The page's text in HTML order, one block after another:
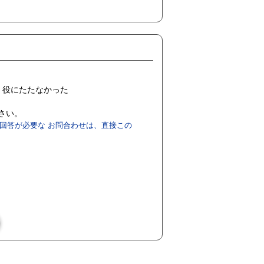
役にたたなかった
い。
答が必要な お問合わせは、直接この